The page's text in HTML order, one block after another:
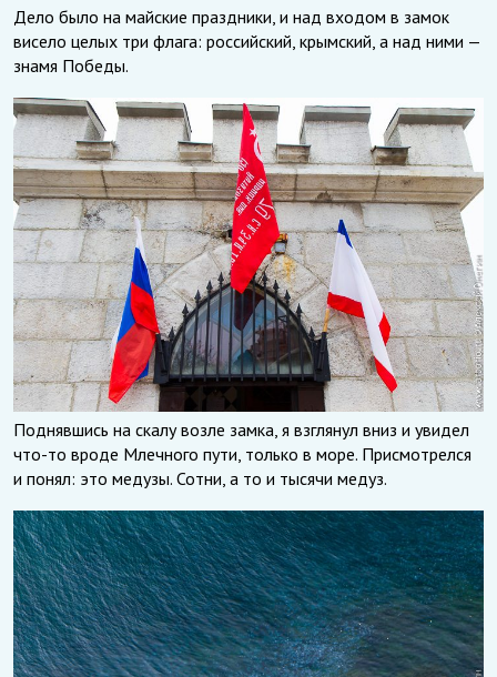
Дело было на майские праздники, и над входом в замок
висело целых три флага: российский, крымский, а над ними —
знамя Победы.
Поднявшись на скалу возле замка, я взглянул вниз и увидел
что-то вроде Млечного пути, только в море. Присмотрелся
и понял: это медузы. Сотни, а то и тысячи медуз.